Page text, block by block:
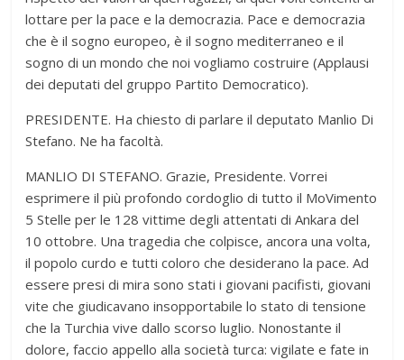
lottare per la pace e la democrazia. Pace e democrazia
che è il sogno europeo, è il sogno mediterraneo e il
sogno di un mondo che noi vogliamo costruire (Applausi
dei deputati del gruppo Partito Democratico).
PRESIDENTE. Ha chiesto di parlare il deputato Manlio Di
Stefano. Ne ha facoltà.
MANLIO DI STEFANO. Grazie, Presidente. Vorrei
esprimere il più profondo cordoglio di tutto il MoVimento
5 Stelle per le 128 vittime degli attentati di Ankara del
10 ottobre. Una tragedia che colpisce, ancora una volta,
il popolo curdo e tutti coloro che desiderano la pace. Ad
essere presi di mira sono stati i giovani pacifisti, giovani
vite che giudicavano insopportabile lo stato di tensione
che la Turchia vive dallo scorso luglio. Nonostante il
dolore, faccio appello alla società turca: vigilate e fate in